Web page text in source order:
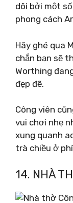
dõi bởi một
phong cách
Hãy ghé qua
chắn bạn sẽ
Worthing
đẹp đẽ.
Công viên
vui chơi nhẹ
xung quanh
trà chiều ở
14. NHÀ